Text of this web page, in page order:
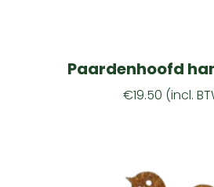
Paardenhoofd
€19.50 (incl.